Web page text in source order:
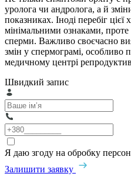
уролога чи андролога, а й
показниках. Іноді перебіг
мінімальними ознаками,
сперми. Важливо своєчасно
змін у спермограмі, особливо
медичному центрі
Швидкий запис
Я даю згоду на обробку
Залишити заявку